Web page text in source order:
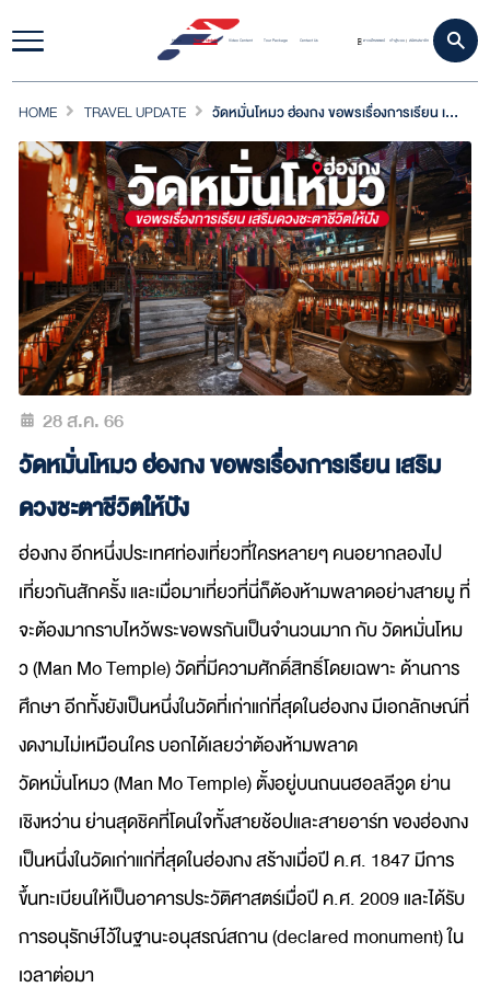
Home Travel Update Video Content Tour Package Contact Us ดาวน์โหลดแอป เข้าสู่ระบบ | สมัครสมาชิก
HOME TRAVEL UPDATE วัดหมั่นโหมว ฮ่องกง ขอพรเรื่องการเรียน เสริมดวงชะตาชีวิตให้ปัง
28 ส.ค. 66
วัดหมั่นโหมว ฮ่องกง ขอพรเรื่องการเรียน เสริม
ดวงชะตาชีวิตให้ปัง
ฮ่องกง อีกหนึ่งประเทศท่องเที่ยวที่ใครหลายๆ คนอยากลองไป
เที่ยวกันสักครั้ง และเมื่อมาเที่ยวที่นี่ก็ต้องห้ามพลาดอย่างสายมู ที่
จะต้องมากราบไหว้พระขอพรกันเป็นจำนวนมาก กับ วัดหมั่นโหม
ว (Man Mo Temple) วัดที่มีความศักดิ์สิทธิ์โดยเฉพาะ ด้านการ
ศึกษา อีกทั้งยังเป็นหนึ่งในวัดที่เก่าแก่ที่สุดในฮ่องกง มีเอกลักษณ์ที่
งดงามไม่เหมือนใคร บอกได้เลยว่าต้องห้ามพลาด
วัดหมั่นโหมว (Man Mo Temple) ตั้งอยู่บนถนนฮอลลีวูด ย่าน
เชิงหว่าน ย่านสุดชิคที่โดนใจทั้งสายช้อปและสายอาร์ท ของฮ่องกง
เป็นหนึ่งในวัดเก่าแก่ที่สุดในฮ่องกง สร้างเมื่อปี ค.ศ. 1847 มีการ
ขึ้นทะเบียนให้เป็นอาคารประวัติศาสตร์เมื่อปี ค.ศ. 2009 และได้รับ
การอนุรักษ์ไว้ในฐานะอนุสรณ์สถาน (declared monument) ใน
เวลาต่อมา